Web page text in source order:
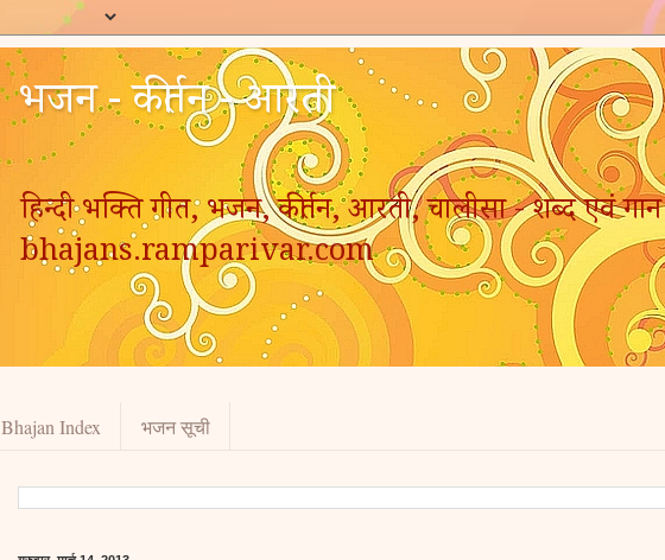
भजन - कीर्तन - आरती
हिन्दी भक्ति गीत, भजन, कीर्तन, आरती, चालीसा - शब्द एवं गान
bhajans.ramparivar.com
Bhajan Index भजन सूची